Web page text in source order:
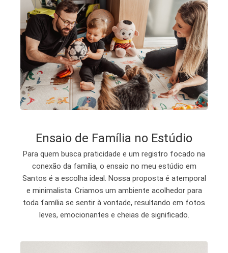
Ensaio de Família no Estúdio
Para quem busca praticidade e um registro focado na
conexão da família, o ensaio no meu estúdio em
Santos é a escolha ideal. Nossa proposta é atemporal
e minimalista. Criamos um ambiente acolhedor para
toda família se sentir à vontade, resultando em fotos
leves, emocionantes e cheias de significado.